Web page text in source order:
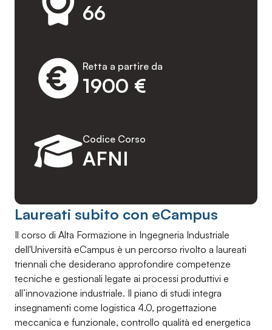
66
1900 €
Retta a partire da
AFNI
Codice Corso
Laureati subito con eCampus
Il corso di Alta Formazione in Ingegneria Industriale
dell'Università eCampus è un percorso rivolto a laureati
triennali che desiderano approfondire competenze
tecniche e gestionali legate ai processi produttivi e
all’innovazione industriale. Il piano di studi integra
insegnamenti come logistica 4.0, progettazione
meccanica e funzionale, controllo qualità ed energetica